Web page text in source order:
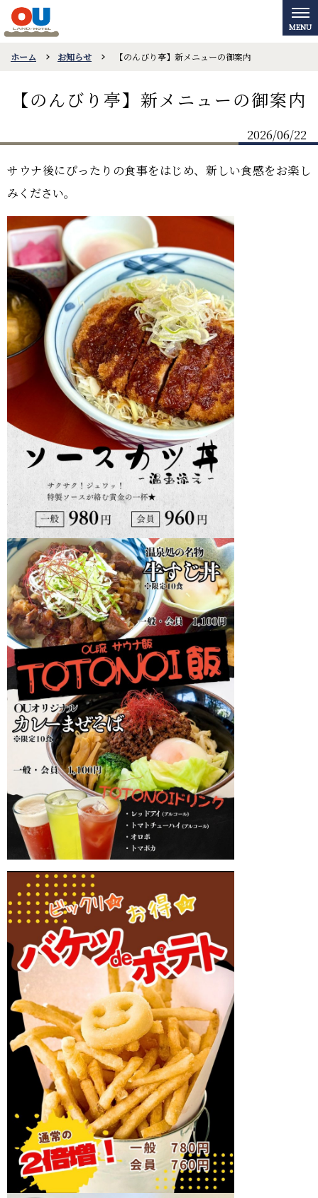
おーゆ・ランド
call0859-31-2666
おーゆ・ホテル
0859-31-3333
ホーム お知らせ 【のんびり亭】新メニューの御案内
【のんびり亭】新メニューの御案内
2026/06/22
サウナ後にぴったりの食事をはじめ、新しい食感をお楽し
みください。